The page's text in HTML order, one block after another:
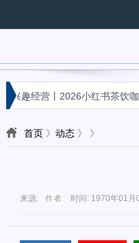
兴趣经营丨2026小红书茶饮咖
首页》 动态》 》
来源: 作者: 时间: 1970年01月